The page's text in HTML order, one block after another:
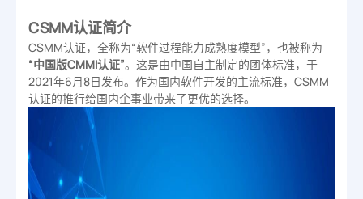
CSMM认证简介
CSMM认证，全称为“软件过程能力成熟度模型”，也被称为
“中国版CMMI认证”。这是由中国自主制定的团体标准，于
2021年6月8日发布。作为国内软件开发的主流标准，CSMM
认证的推行给国内企事业带来了更优的选择。